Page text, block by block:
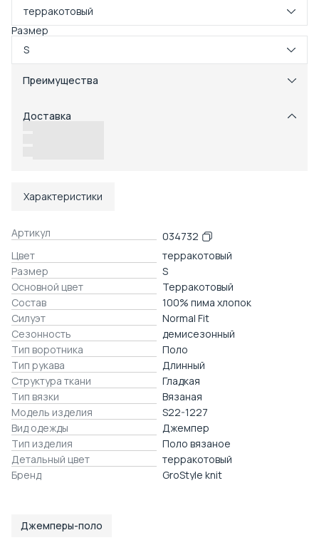
терракотовый
Размер
S
Преимущества
Примерка при получении в пункте выдачи
Возможность отказаться от части товаров
Доставка
Характеристики
Артикул
034732
Цвет
терракотовый
Размер
S
Основной цвет
Терракотовый
Состав
100% пима хлопок
Силуэт
Normal Fit
Сезонность
демисезонный
Тип воротника
Поло
Тип рукава
Длинный
Структура ткани
Гладкая
Тип вязки
Вязаная
Модель изделия
S22-1227
Вид одежды
Джемпер
Тип изделия
Поло вязаное
Детальный цвет
терракотовый
Бренд
GroStyle knit
Джемперы-поло